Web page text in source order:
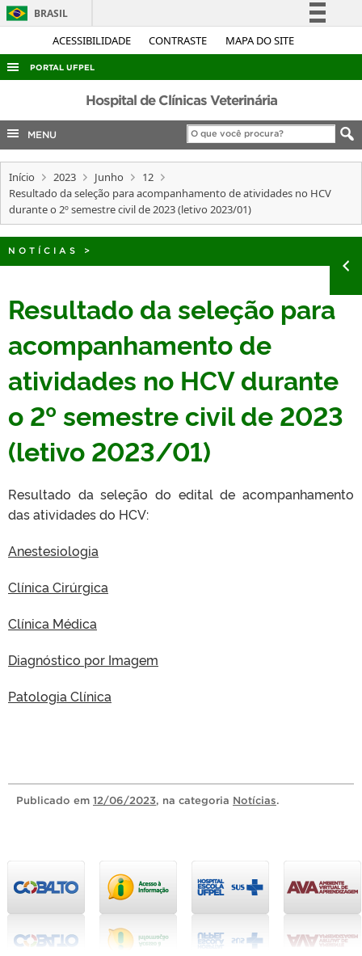
ACESSIBILIDADE CONTRASTE MAPA DO SITE
BRASIL
Simplifique!
Legislação
Canais
PORTAL UFPEL
ACESSO À INFORMAÇÃO
AUDITORIA
COBALTO
CONCURSOS
EDITAIS
TELEFONES
Hospital de Clínicas Veterinária
MENU
Início 2023 Junho
12
Resultado da seleção para acompanhamento de atividades no HCV
durante o 2º semestre civil de 2023 (letivo 2023/01)
NOTÍCIAS >
Resultado da seleção para
acompanhamento de
atividades no HCV durante
o 2º semestre civil de 2023
(letivo 2023/01)
Resultado da seleção do edital de acompanhamento
das atividades do HCV:
Anestesiologia
Clínica Cirúrgica
Clínica Médica
Diagnóstico por Imagem
Patologia Clínica
Publicado em 12/06/2023, na categoria Notícias.